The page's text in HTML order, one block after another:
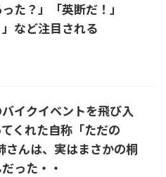
た？」「英断だ！」
」など注目される
イクイベントを飛び入
くれた自称「ただの
さんは、実はまさかの桐
った・・